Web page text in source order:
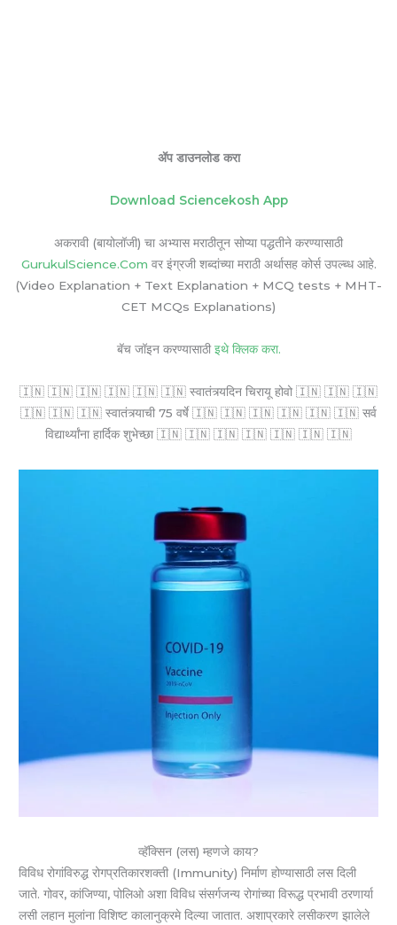
ॲप डाउनलोड करा
Download Sciencekosh App
अकरावी (बायोलॉजी) चा अभ्यास मराठीतून सोप्या पद्धतीने करण्यासाठी
GurukulScience.Com वर इंग्रजी शब्दांच्या मराठी अर्थासह कोर्स उपल्ब्ध आहे.
(Video Explanation + Text Explanation + MCQ tests + MHT-
CET MCQs Explanations)
बॅच जॉइन करण्यासाठी इथे क्लिक करा.
🇮🇳 🇮🇳 🇮🇳 🇮🇳 🇮🇳 🇮🇳 स्वातंत्र्यदिन चिरायू होवो 🇮🇳 🇮🇳 🇮🇳
🇮🇳 🇮🇳 🇮🇳 स्वातंत्र्याची 75 वर्षे 🇮🇳 🇮🇳 🇮🇳 🇮🇳 🇮🇳 🇮🇳 सर्व
विद्यार्थ्यांना हार्दिक शुभेच्छा 🇮🇳 🇮🇳 🇮🇳 🇮🇳 🇮🇳 🇮🇳 🇮🇳
व्हॅक्सिन (लस) म्हणजे काय?
विविध रोगांविरुद्ध रोगप्रतिकारशक्ती (Immunity) निर्माण होण्यासाठी लस दिली
जाते. गोवर, कांजिण्या, पोलिओ अशा विविध संसर्गजन्य रोगांच्या विरूद्ध प्रभावी ठरणार्या
लसी लहान मुलांना विशिष्ट कालानुक्रमे दिल्या जातात. अशाप्रकारे लसीकरण झालेले